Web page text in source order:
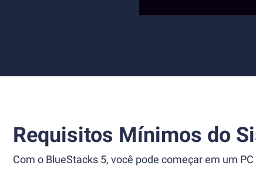
Requisitos Mínimos do
Com o BlueStacks 5, você pode começar em um